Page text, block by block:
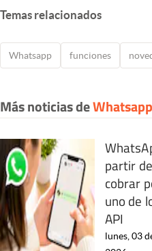
Temas relacionados
Whatsapp funciones
Más noticias deWhatsapp
partir
cobrar
uno de
API
lunes, 03